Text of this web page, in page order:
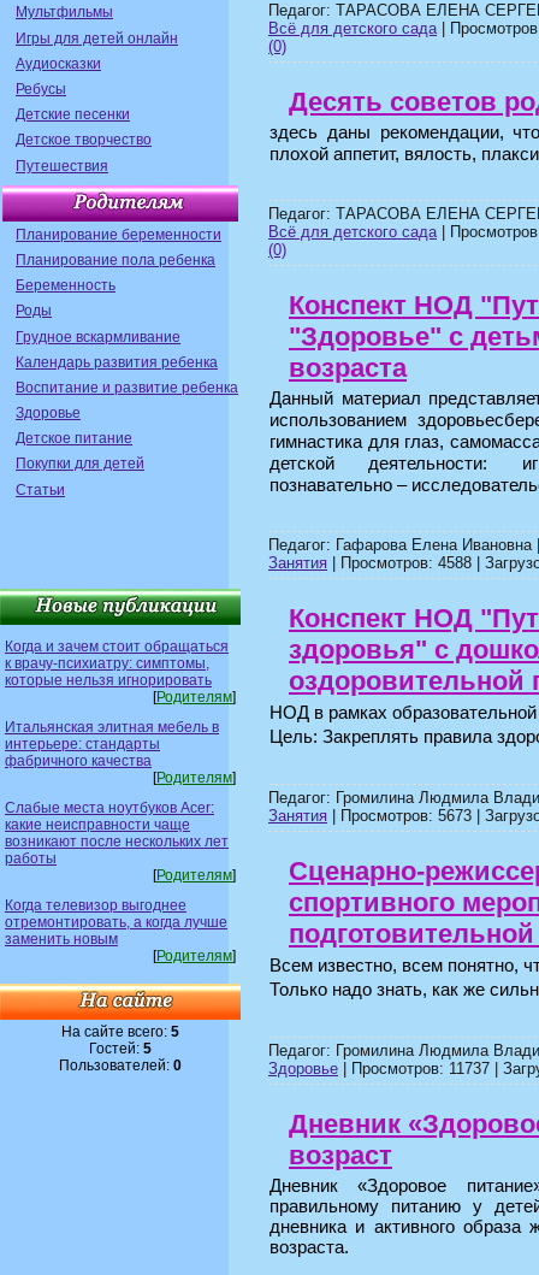
Мультфильмы
Игры для детей онлайн
Аудиосказки
Ребусы
Детские песенки
Детское творчество
Путешествия
Планирование беременности
Планирование пола ребенка
Беременность
Роды
Грудное вскармливание
Календарь развития ребенка
Воспитание и развитие ребенка
Здоровье
Детское питание
Покупки для детей
Статьи
Когда и зачем стоит обращаться
к врачу-психиатру: симптомы,
которые нельзя игнорировать
[Родителям]
Итальянская элитная мебель в
интерьере: стандарты
фабричного качества
[Родителям]
Слабые места ноутбуков Acer:
какие неисправности чаще
возникают после нескольких лет
работы
[Родителям]
Когда телевизор выгоднее
отремонтировать, а когда лучше
заменить новым
[Родителям]
На сайте всего: 5
Гостей: 5
Пользователей: 0
Педагог: ТАРАСОВА ЕЛЕНА
Всё для детского сада|
(0)
Десять советов
здесь даны рекомендации,
плохой аппетит, вялость,
Педагог: ТАРАСОВА ЕЛЕНА
Всё для детского сада|
(0)
Конспект НОД
"Здоровье" с
возраста
Данный материал
использованием
гимнастика для глаз,
детской деятельности:
познавательно –
Педагог: Гафарова Елена
Занятия | Просмотров: 4588 |
Конспект НОД
здоровья" с
оздоровительной
НОД в рамках
Цель: Закреплять правила
Педагог: Громилина Людмила
Занятия | Просмотров: 5673 |
Сценарно-
спортивного
подготовительной
Всем известно, всем понятно,
Только надо знать, как же
Педагог: Громилина Людмила
Здоровье | Просмотров: 11737 |
Дневник
возраст
Дневник «Здоровое
правильному питанию у
дневника и активного
возраста.